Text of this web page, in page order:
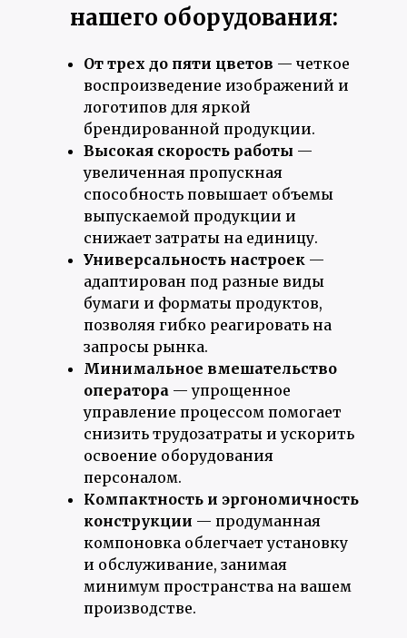
нашего оборудования:
От трех до пяти цветов — четкое
воспроизведение изображений и
логотипов для яркой
брендированной продукции.
Высокая скорость работы —
увеличенная пропускная
способность повышает объемы
выпускаемой продукции и
снижает затраты на единицу.
Универсальность настроек —
адаптирован под разные виды
бумаги и форматы продуктов,
позволяя гибко реагировать на
запросы рынка.
Минимальное вмешательство
оператора — упрощенное
управление процессом помогает
снизить трудозатраты и ускорить
освоение оборудования
персоналом.
Компактность и эргономичность
конструкции — продуманная
компоновка облегчает установку
и обслуживание, занимая
минимум пространства на вашем
производстве.